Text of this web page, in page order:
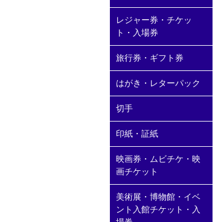
レジャー券・チケッ
ト・入場券
旅行券・ギフト券
はがき・レターパック
切手
印紙・証紙
映画券・ムビチケ・映
画チケット
美術展・博物館・イベ
ント入館チケット・入